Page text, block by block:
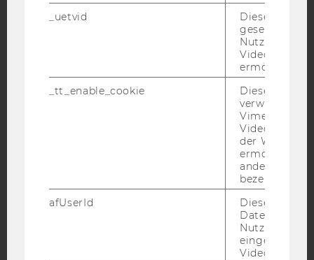
BARRIEREFREIHEITSERKLÄRUNG WEBSEITE
DATENSCHUTZERKLÄRUNG
DATENSCHUTZERKLÄRUNG SOCIAL MEDIA
STUDIENBEWERBER*INNEN UND STUDIERENDE
Barrierefreiheitserklärung
_uetvid
Dieses
gesetzt, um
Nutzung des
Videoplayers
ermöglichen
_tt_enable_cookie
Dieses
verwendet,
Vimeo-
der WU-
ermöglichen
andere nicht
bezeichnete
afUserId
Dieses
Daten von
Videos